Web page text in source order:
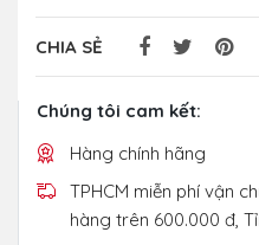
CHIA SẺ
Chúng tôi cam kết:
Hàng chính hãng
TPHCM miễn phí vận
hàng trên 600.000 đ,